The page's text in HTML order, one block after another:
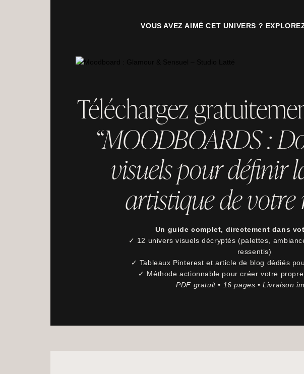
VOUS AVEZ AIMÉ CET UNIVERS ?
Téléchargez
“MOODBOARDS :
visuels pour définir
artistique de votre
Un guide complet, directement dans
✓ 12 univers visuels décryptés (palettes,
ressentis)
✓ Tableaux Pinterest et article de blog dédiés
✓ Méthode actionnable pour créer votre
PDF gratuit • 16 pages • Livraison